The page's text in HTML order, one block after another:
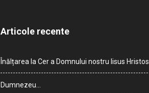
Articole recente
Înălțarea la Cer a Domnului nostru Iisus Hristos
Dumnezeu…